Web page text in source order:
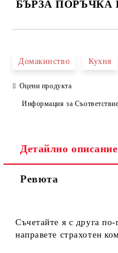
БЪРЗА ПОРЪЧКА
Ние ще се свържем с вас в
Домакинство Кухня
Оцени продукта
Информация за Съответствие
Детайлно описание
Ревюта
Съчетайте я с друга
направете страхотен